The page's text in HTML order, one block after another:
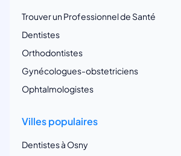
Trouver un Professionnel de Santé
Dentistes
Orthodontistes
Gynécologues-obstetriciens
Ophtalmologistes
Villes populaires
Dentistes à Osny